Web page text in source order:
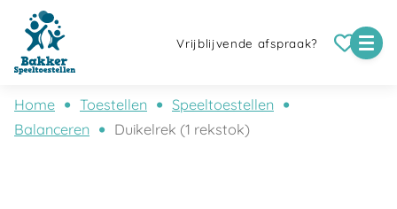
Vrijblijvende afspraak?
Home Toestellen
Speeltoestellen
Balanceren
Duikelrek (1 rekstok)